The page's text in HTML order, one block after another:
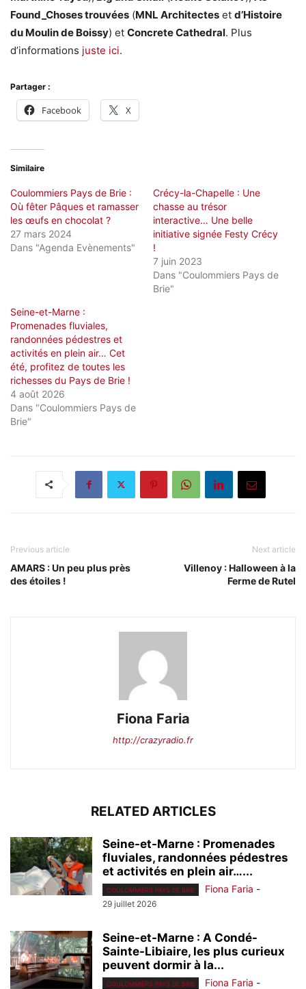
Found_Choses trouvées (MNL Architectes et d’Histoire
du Moulin de Boissy) et Concrete Cathedral. Plus
d’informations juste ici.
Partager :
Facebook X
Similaire
Coulommiers Pays de Brie :
Où fêter Pâques et ramasser
les œufs en chocolat ?
27 mars 2024
Dans "Agenda Evènements"
Crécy-la-Chapelle : Une
chasse au trésor
interactive… Une belle
initiative signée Festy Crécy
!
7 juin 2023
Dans "Coulommiers Pays de
Brie"
Seine-et-Marne :
Promenades fluviales,
randonnées pédestres et
activités en plein air… Cet
été, profitez de toutes les
richesses du Pays de Brie !
4 août 2026
Dans "Coulommiers Pays de
Brie"
Previous article
AMARS : Un peu plus près
des étoiles !
Next article
Villenoy : Halloween à la
Ferme de Rutel
Fiona Faria
http://crazyradio.fr
RELATED ARTICLES
Seine-et-Marne : Promenades
fluviales, randonnées pédestres
et activités en plein air…...
COULOMMIERS PAYS DE BRIE Fiona Faria -
29 juillet 2026
Seine-et-Marne : A Condé-
Sainte-Libiaire, les plus curieux
peuvent dormir à la...
COULOMMIERS PAYS DE BRIE Fiona Faria -